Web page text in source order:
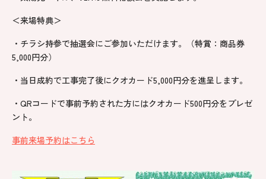
＜来場特典＞
・チラシ持参で抽選会にご参加いただけます。（特賞：商品券
5,000円分）
・当日成約で工事完了後にクオカード5,000円分を進呈します。
・QRコードで事前予約された方にはクオカード500円分をプレゼ
ント。
事前来場予約はこちら